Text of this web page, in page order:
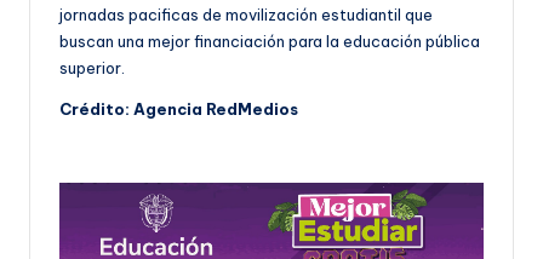
jornadas pacificas de movilización estudiantil que
buscan una mejor financiación para la educación pública
superior.
Crédito: Agencia RedMedios